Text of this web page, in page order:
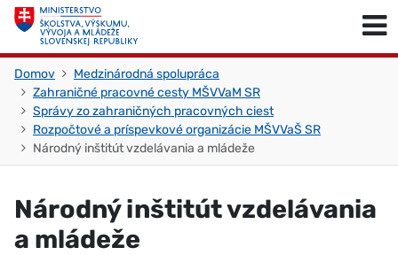
Skočiť na obsah
Domov
Medzinárodná spolupráca
Zahraničné pracovné cesty MŠVVaM SR
Správy zo zahraničných pracovných ciest
Rozpočtové a príspevkové organizácie MŠVVaŠ SR
Národný inštitút vzdelávania a mládeže
Národný inštitút vzdelávania
a mládeže
Skočiť na začiatok stránky